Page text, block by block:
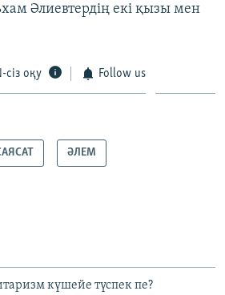
Әлиевтердің екі қызы мен
сіз оқу Follow us
ӘЛЕМ
күшейе түспек пе?